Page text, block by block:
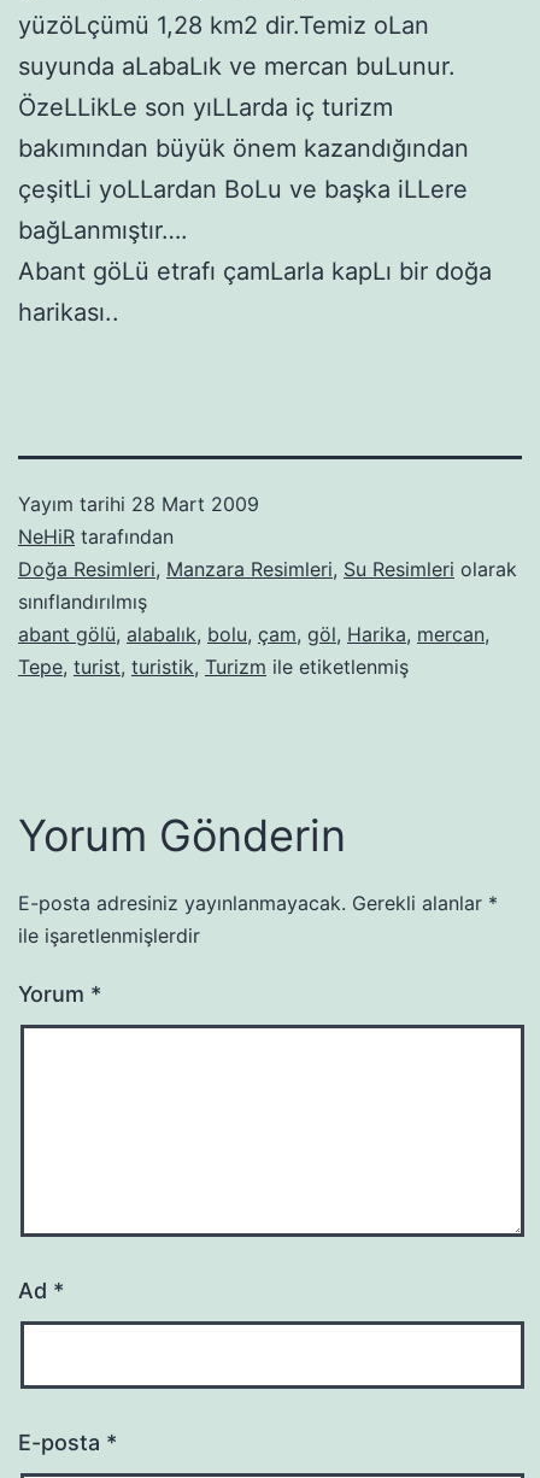
yüzöLçümü 1,28 km2 dir.Temiz oLan
suyunda aLabaLık ve mercan buLunur.
ÖzeLLikLe son yıLLarda iç turizm
bakımından büyük önem kazandığından
çeşitLi yoLLardan BoLu ve başka iLLere
bağLanmıştır….
Abant göLü etrafı çamLarla kapLı bir doğa
harikası..
Yayım tarihi 28 Mart 2009
NeHiR tarafından
Doğa Resimleri, Manzara Resimleri, Su Resimleri olarak
sınıflandırılmış
abant gölü, alabalık, bolu, çam, göl, Harika, mercan,
Tepe, turist, turistik, Turizm ile etiketlenmiş
Yorum Gönderin
E-posta adresiniz yayınlanmayacak. Gerekli alanlar *
ile işaretlenmişlerdir
Yorum *
Ad *
E-posta *